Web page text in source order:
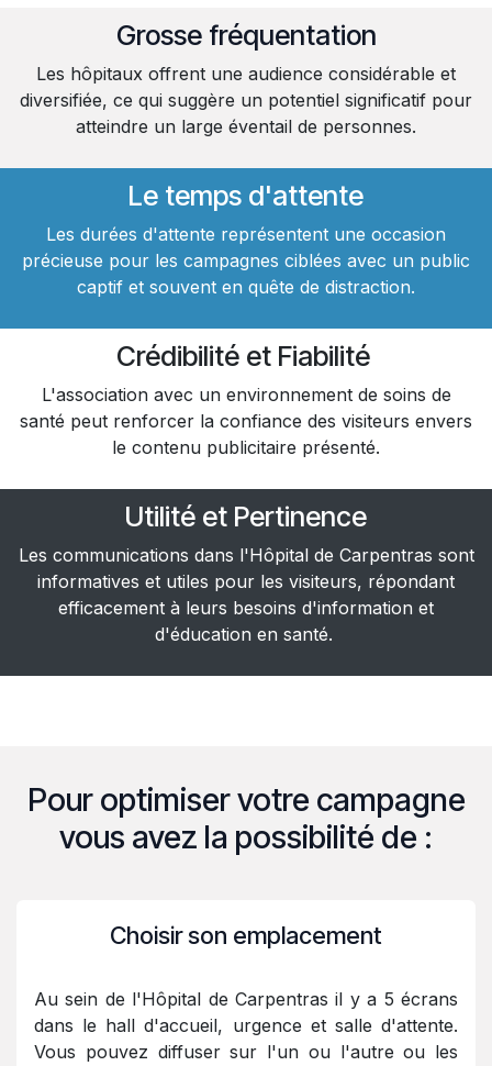
Grosse fréquentation
Les hôpitaux offrent une audience considérable et
diversifiée, ce qui suggère un potentiel significatif pour
atteindre un large éventail de personnes.
Le temps d'attente
Les durées d'attente représentent une occasion
précieuse pour les campagnes ciblées avec un public
captif et souvent en quête de distraction.
Crédibi​lité et Fiabilité
L'association avec un environnement de soins de
santé peut renforcer la confiance des visiteurs envers
le contenu publicitaire présenté.
Utilité et Pertinence
Les communications dans l'Hôpital de Carpentras sont
informatives et utiles pour les visiteurs, répondant
efficacement à leurs besoins d'information et
d'éducation en santé.
Pour optimiser votre campagne
vous avez la possibilité de :
Choisir son emplacement
Au sein de l'Hôpital de Carpentras il y a 5 écrans
dans le hall d'accueil, urgence et salle d'attente.
Vous pouvez diffuser sur l'un ou l'autre ou les